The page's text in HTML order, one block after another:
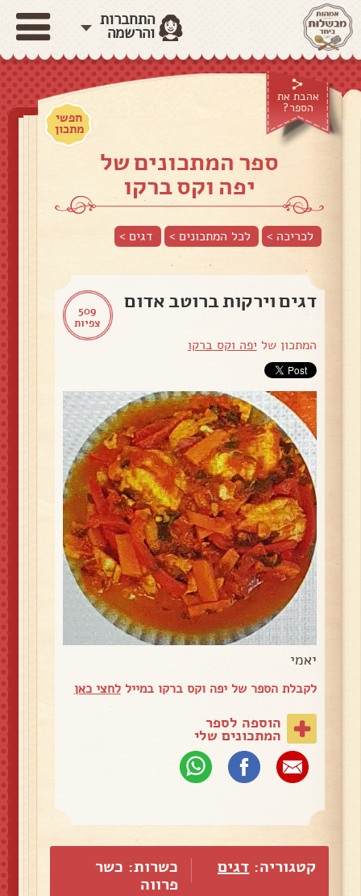
התחברות
והרשמה
אהבת את
הספר?
חפשי
מתכון
ספר המתכונים של
יפה וקס ברקו
לכריכה > לכל המתכונים > דגים>
509
צפיות
דגים וירקות ברוטב אדום
המתכון של יפה וקס ברקו
יאמי
לקבלת הספר של יפה וקס ברקו במייללחצי כאן
הוספה לספר
המתכונים שלי
קטגוריה: דגים
כשרות: כשר
פרווה